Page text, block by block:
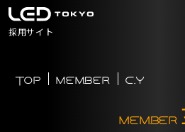
採用サイト
TOP MEMBER C.Y
MEMBER